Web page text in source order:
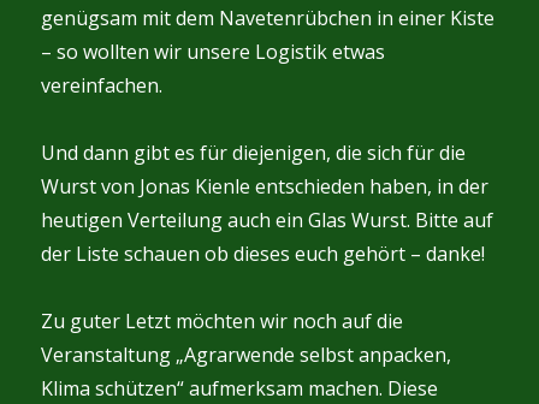
genügsam mit dem Navetenrübchen in einer Kiste
– so wollten wir unsere Logistik etwas
vereinfachen.
Und dann gibt es für diejenigen, die sich für die
Wurst von Jonas Kienle entschieden haben, in der
heutigen Verteilung auch ein Glas Wurst. Bitte auf
der Liste schauen ob dieses euch gehört – danke!
Zu guter Letzt möchten wir noch auf die
Veranstaltung „Agrarwende selbst anpacken,
Klima schützen“ aufmerksam machen. Diese